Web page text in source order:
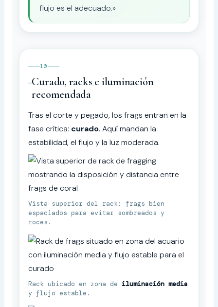
flujo es el adecuado.»
10
Curado, racks e iluminación
recomendada
Tras el corte y pegado, los frags entran en la
fase crítica: curado. Aquí mandan la
estabilidad, el flujo y la luz moderada.
Vista superior del rack: frags bien
espaciados para evitar sombreados y
roces.
Rack ubicado en zona de iluminación media
y flujo estable.